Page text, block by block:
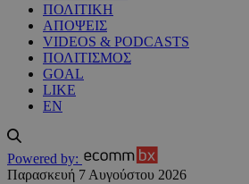
ΠΟΛΙΤΙΚΗ
ΑΠΟΨΕΙΣ
VIDEOS & PODCASTS
ΠΟΛΙΤΙΣΜΟΣ
GOAL
LIKE
EN
Powered by:
Παρασκευή 7 Αυγούστου 2026